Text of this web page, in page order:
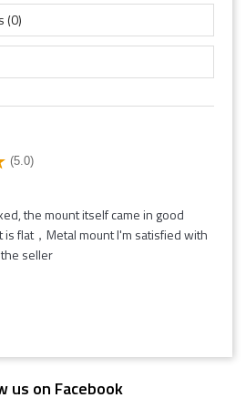
(0)
(5.0)
the mount itself came in good
is flat，Metal mount I'm satisfied with
seller
us on Facebook